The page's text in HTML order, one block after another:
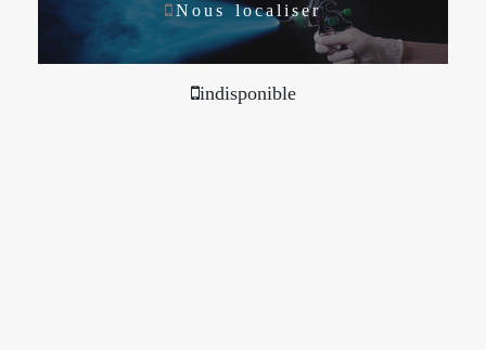
Nous localiser
indisponible